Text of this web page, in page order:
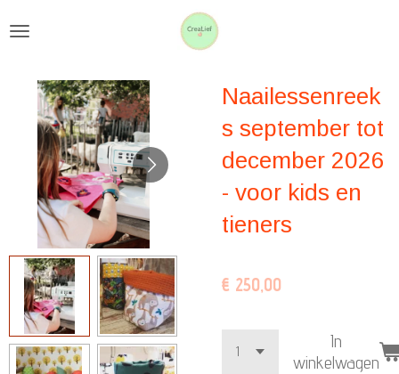
hoofdinhoud
Naailessenreek
s september tot
december 2026
- voor kids en
tieners
€ 250,00
In
winkelwagen